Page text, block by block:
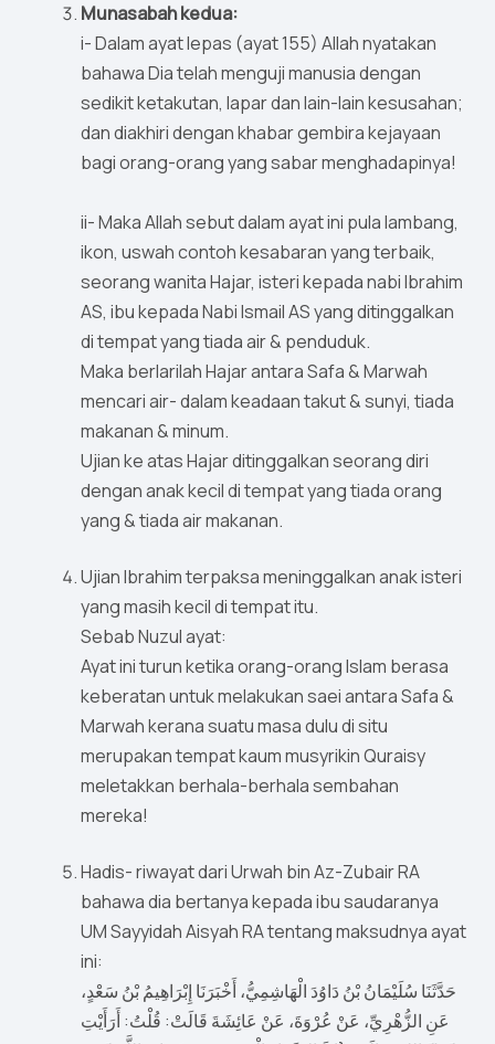
Munasabah kedua:
i- Dalam ayat lepas (ayat 155) Allah nyatakan
bahawa Dia telah menguji manusia dengan
sedikit ketakutan, lapar dan lain-lain kesusahan;
dan diakhiri dengan khabar gembira kejayaan
bagi orang-orang yang sabar menghadapinya!
ii- Maka Allah sebut dalam ayat ini pula lambang,
ikon, uswah contoh kesabaran yang terbaik,
seorang wanita Hajar, isteri kepada nabi Ibrahim
AS, ibu kepada Nabi Ismail AS yang ditinggalkan
di tempat yang tiada air & penduduk.
Maka berlarilah Hajar antara Safa & Marwah
mencari air- dalam keadaan takut & sunyi, tiada
makanan & minum.
Ujian ke atas Hajar ditinggalkan seorang diri
dengan anak kecil di tempat yang tiada orang
yang & tiada air makanan.
Ujian Ibrahim terpaksa meninggalkan anak isteri
yang masih kecil di tempat itu.
Sebab Nuzul ayat:
Ayat ini turun ketika orang-orang Islam berasa
keberatan untuk melakukan saei antara Safa &
Marwah kerana suatu masa dulu di situ
merupakan tempat kaum musyrikin Quraisy
meletakkan berhala-berhala sembahan
mereka!
Hadis- riwayat dari Urwah bin Az-Zubair RA
bahawa dia bertanya kepada ibu saudaranya
UM Sayyidah Aisyah RA tentang maksudnya ayat
ini:
حَدَّثَنَا سُلَيْمَانُ بْنُ دَاوُدَ الْهَاشِمِيُّ، أَخْبَرَنَا إِبْرَاهِيمُ بْنُ سَعْدٍ،
عَنِ الزُّهْرِيِّ، عَنْ عُرْوَةَ، عَنْ عَائِشَةَ قَالَتْ: قُلْتُ: أَرَأَيْتِ